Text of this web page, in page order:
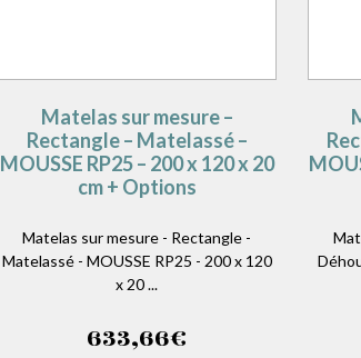
Matelas sur mesure –
Rectangle – Matelassé –
MOUSSE RP25 – 200 x 120 x 20
cm + Options
Matelas sur mesure - Rectangle -
Matelassé - MOUSSE RP25 - 200 x 120
x 20 ...
633,66€